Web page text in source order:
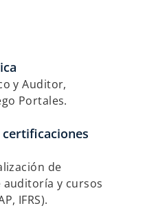
y Auditor,
Portales.
certificaciones
de
y cursos
IFRS).